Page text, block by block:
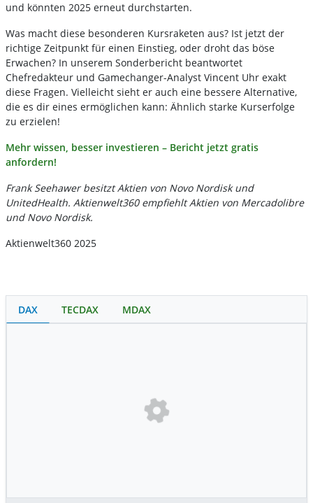
und könnten 2025 erneut durchstarten.
Was macht diese besonderen Kursraketen aus? Ist jetzt der
richtige Zeitpunkt für einen Einstieg, oder droht das böse
Erwachen? In unserem Sonderbericht beantwortet
Chefredakteur und Gamechanger-Analyst Vincent Uhr exakt
diese Fragen. Vielleicht sieht er auch eine bessere Alternative,
die es dir eines ermöglichen kann: Ähnlich starke Kurserfolge
zu erzielen!
Mehr wissen, besser investieren – Bericht jetzt gratis
anfordern!
Frank Seehawer besitzt Aktien von Novo Nordisk und
UnitedHealth. Aktienwelt360 empfiehlt Aktien von Mercadolibre
und Novo Nordisk.
Aktienwelt360 2025
DAX TECDAX MDAX